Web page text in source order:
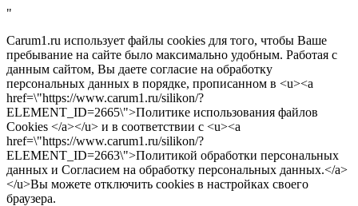
"
Carum1.ru использует файлы cookies для того, чтобы Ваше
пребывание на сайте было максимально удобным. Работая с
данным сайтом, Вы даете согласие на обработку
персональных данных в порядке, прописанном в <u><a
href=\"https://www.carum1.ru/silikon/?
ELEMENT_ID=2665\">Политике использования файлов
Cookies </a></u> и в соответствии с <u><a
href=\"https://www.carum1.ru/silikon/?
ELEMENT_ID=2663\">Политикой обработки персональных
данных и Согласием на обработку персональных данных.</a>
</u>Вы можете отключить cookies в настройках своего
браузера.